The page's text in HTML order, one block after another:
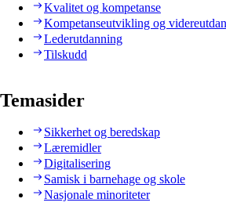
Kvalitet og kompetanse
Kompetanseutvikling og
Lederutdanning
Tilskudd
Temasider
Sikkerhet og beredskap
Læremidler
Digitalisering
Samisk i barnehage og skole
Nasjonale minoriteter